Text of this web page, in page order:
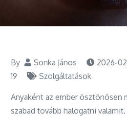
By Sonka János
2026-
19
Szolgáltatások
Anyaként az ember ösztönösen
szabad tovább halogatni valamit.